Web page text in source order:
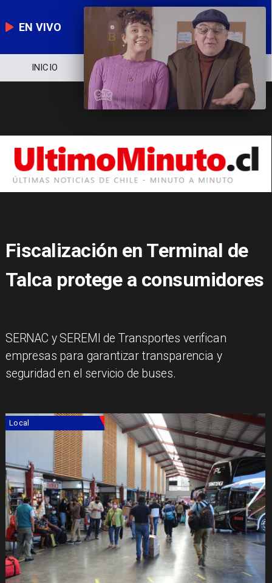
EN VIVO
NOTICIERO POLÍTICA ECONOMÍA
Fiscalización en Terminal de
Talca protege a consumidores
SERNAC y SEREMI de Transportes verifican
empresas para garantizar transparencia y
seguridad en el servicio de buses.
Local